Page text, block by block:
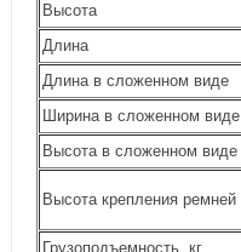
Высота
Длина
Длина в сложенном виде
Ширина в сложенном виде
Высота в сложенном виде
Высота крепления ремней
Грузоподъемность, кг